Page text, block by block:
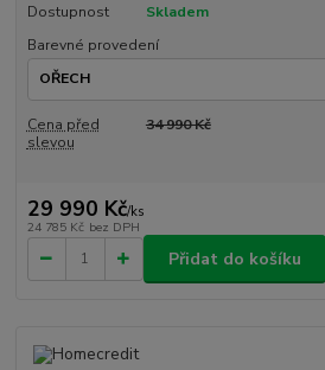
Dostupnost
Skladem
Barevné provedení
Cena před
slevou
34 990 Kč
29 990 Kč/ks
24 785 Kč bez DPH
Přidat do košíku